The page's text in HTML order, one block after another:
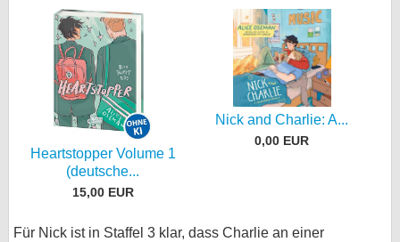
Heartstopper Volume 1
(deutsche...
15,00 EUR
Nick and Charlie: A...
0,00 EUR
Für Nick ist in Staffel 3 klar, dass Charlie an einer